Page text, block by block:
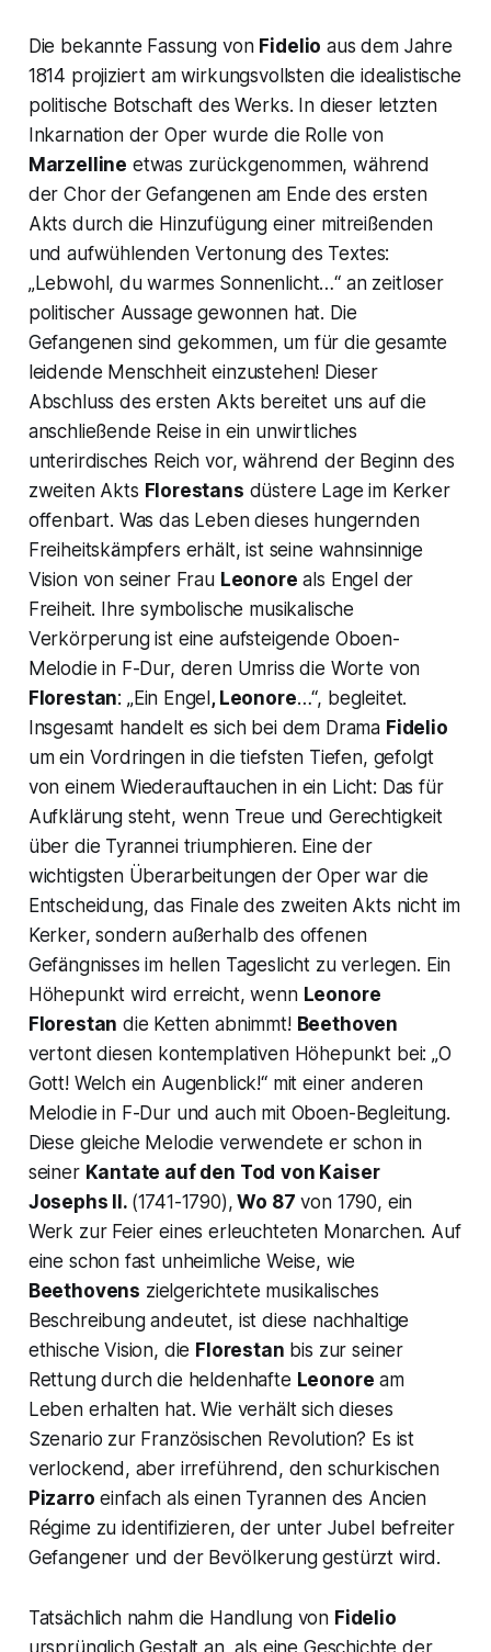
Die bekannte Fassung von Fidelio aus dem Jahre
1814 projiziert am wirkungsvollsten die idealistische
politische Botschaft des Werks. In dieser letzten
Inkarnation der Oper wurde die Rolle von
Marzelline etwas zurückgenommen, während
der Chor der Gefangenen am Ende des ersten
Akts durch die Hinzufügung einer mitreißenden
und aufwühlenden Vertonung des Textes:
„Lebwohl, du warmes Sonnenlicht…“ an zeitloser
politischer Aussage gewonnen hat. Die
Gefangenen sind gekommen, um für die gesamte
leidende Menschheit einzustehen! Dieser
Abschluss des ersten Akts bereitet uns auf die
anschließende Reise in ein unwirtliches
unterirdisches Reich vor, während der Beginn des
zweiten Akts Florestans düstere Lage im Kerker
offenbart. Was das Leben dieses hungernden
Freiheitskämpfers erhält, ist seine wahnsinnige
Vision von seiner Frau Leonore als Engel der
Freiheit. Ihre symbolische musikalische
Verkörperung ist eine aufsteigende Oboen-
Melodie in F-Dur, deren Umriss die Worte von
Florestan: „Ein Engel , Leonore…“, begleitet.
Insgesamt handelt es sich bei dem Drama Fidelio
um ein Vordringen in die tiefsten Tiefen, gefolgt
von einem Wiederauftauchen in ein Licht: Das für
Aufklärung steht, wenn Treue und Gerechtigkeit
über die Tyrannei triumphieren. Eine der
wichtigsten Überarbeitungen der Oper war die
Entscheidung, das Finale des zweiten Akts nicht im
Kerker, sondern außerhalb des offenen
Gefängnisses im hellen Tageslicht zu verlegen. Ein
Höhepunkt wird erreicht, wenn Leonore
Florestan die Ketten abnimmt! Beethoven
vertont diesen kontemplativen Höhepunkt bei:„O
Gott! Welch ein Augenblick!“mit einer anderen
Melodie in F-Dur und auch mit Oboen-Begleitung.
Diese gleiche Melodie verwendete er schon in
seiner Kantate auf den Tod von Kaiser
Josephs II. (1741-1790), Wo 87 von 1790, ein
Werk zur Feier eines erleuchteten Monarchen. Auf
eine schon fast unheimliche Weise, wie
Beethovens zielgerichtete musikalisches
Beschreibung andeutet, ist diese nachhaltige
ethische Vision, die Florestan bis zur seiner
Rettung durch die heldenhafte Leonore am
Leben erhalten hat. Wie verhält sich dieses
Szenario zur Französischen Revolution? Es ist
verlockend, aber irreführend, den schurkischen
Pizarro einfach als einen Tyrannen des Ancien
Régime zu identifizieren, der unter Jubel befreiter
Gefangener und der Bevölkerung gestürzt wird.
Tatsächlich nahm die Handlung von Fidelio